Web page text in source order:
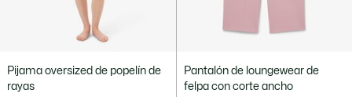
Pijama oversized de popelín de
rayas
Pantalón de loungewear de
felpa con corte ancho